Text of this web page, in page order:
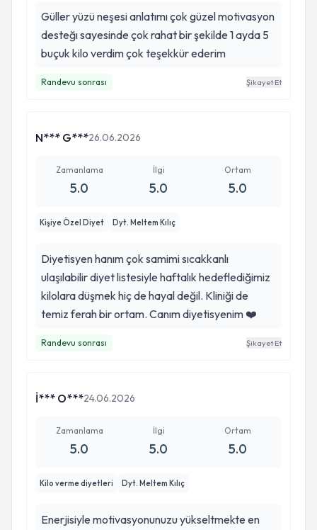
Güller yüzü neşesi anlatımı çok güzel motivasyon
desteğı sayesinde çok rahat bir şekilde 1 ayda 5
buçuk kilo verdim çok teşekkür ederim
Randevu sonrası Şikayet Et
N*** G***26.06.2026
Zamanlama
5.0
İlgi
5.0
Ortam
5.0
Kişiye Özel Diyet Dyt. Meltem Kılıç
Diyetisyen hanım çok samimi sıcakkanlı
ulaşılabilir diyet listesiyle haftalık hedeflediğimiz
kilolara düşmek hiç de hayal değil. Kliniği de
temiz ferah bir ortam. Canım diyetisyenim ❤️
Randevu sonrası Şikayet Et
İ*** O***24.06.2026
Zamanlama
5.0
İlgi
5.0
Ortam
5.0
Kilo verme diyetleri Dyt. Meltem Kılıç
Enerjisiyle motivasyonunuzu yükseltmekte en